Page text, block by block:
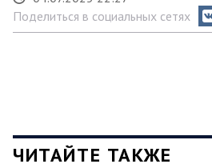
Поделиться в социальных сетях
ЧИТАЙТЕ ТАКЖЕ